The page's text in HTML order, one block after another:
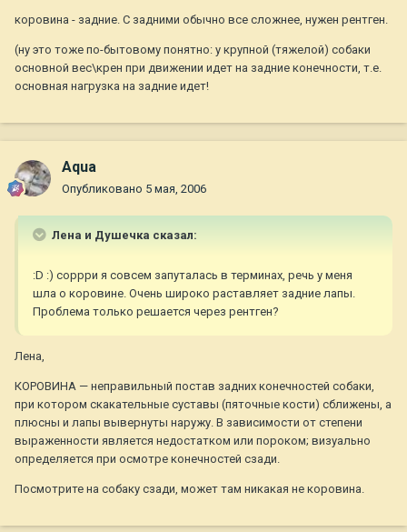
коровина - задние. С задними обычно все сложнее, нужен рентген.
(ну это тоже по-бытовому понятно: у крупной (тяжелой) собаки
основной вес\крен при движении идет на задние конечности, т.е.
основная нагрузка на задние идет!
Aqua
Опубликовано 5 мая, 2006
Лена и Душечка сказал:
:D :) соррри я совсем запуталась в терминах, речь у меня
шла о коровине. Очень широко раставляет задние лапы.
Проблема только решается через рентген?
Лена,
КОРОВИНА — неправильный постав задних конечностей собаки,
при котором скакательные суставы (пяточные кости) сближены, а
плюсны и лапы вывернуты наружу. В зависимости от степени
выраженности является недостатком или пороком; визуально
определяется при осмотре конечностей сзади.
Посмотрите на собаку сзади, может там никакая не коровина.